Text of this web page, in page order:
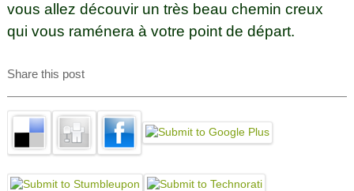
vous allez découvir un très beau chemin creux
qui vous raménera à votre point de départ.
Share this post